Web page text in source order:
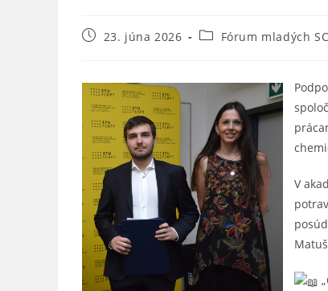
Post23. júna 2026
PostFórum mladých
V